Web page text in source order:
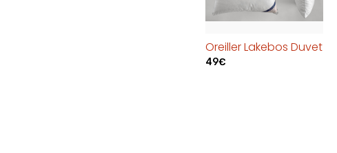
Oreiller Lakebos Duvet
49€